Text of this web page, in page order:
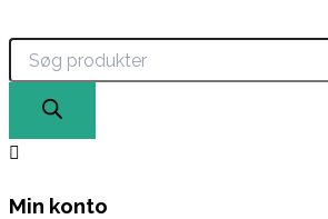
til
indholdet
Min konto